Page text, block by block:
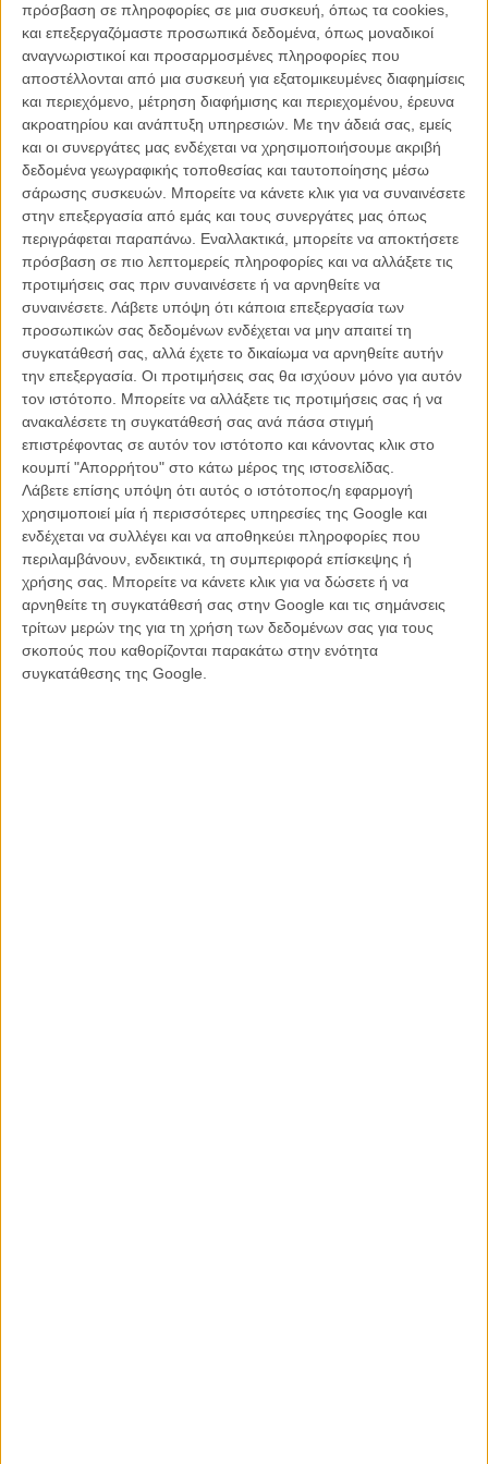
πρόσβαση σε πληροφορίες σε μια συσκευή, όπως τα cookies,
και επεξεργαζόμαστε προσωπικά δεδομένα, όπως μοναδικοί
αναγνωριστικοί και προσαρμοσμένες πληροφορίες που
αποστέλλονται από μια συσκευή για εξατομικευμένες διαφημίσεις
και περιεχόμενο, μέτρηση διαφήμισης και περιεχομένου, έρευνα
ακροατηρίου και ανάπτυξη υπηρεσιών. Με την άδειά σας, εμείς
και οι συνεργάτες μας ενδέχεται να χρησιμοποιήσουμε ακριβή
δεδομένα γεωγραφικής τοποθεσίας και ταυτοποίησης μέσω
σάρωσης συσκευών. Μπορείτε να κάνετε κλικ για να συναινέσετε
στην επεξεργασία από εμάς και τους συνεργάτες μας όπως
περιγράφεται παραπάνω. Εναλλακτικά, μπορείτε να αποκτήσετε
πρόσβαση σε πιο λεπτομερείς πληροφορίες και να αλλάξετε τις
προτιμήσεις σας πριν συναινέσετε ή να αρνηθείτε να
συναινέσετε. Λάβετε υπόψη ότι κάποια επεξεργασία των
προσωπικών σας δεδομένων ενδέχεται να μην απαιτεί τη
συγκατάθεσή σας, αλλά έχετε το δικαίωμα να αρνηθείτε αυτήν
την επεξεργασία. Οι προτιμήσεις σας θα ισχύουν μόνο για αυτόν
τον ιστότοπο. Μπορείτε να αλλάξετε τις προτιμήσεις σας ή να
ανακαλέσετε τη συγκατάθεσή σας ανά πάσα στιγμή
επιστρέφοντας σε αυτόν τον ιστότοπο και κάνοντας κλικ στο
κουμπί "Απορρήτου" στο κάτω μέρος της ιστοσελίδας.
Λάβετε επίσης υπόψη ότι αυτός ο ιστότοπος/η εφαρμογή
χρησιμοποιεί μία ή περισσότερες υπηρεσίες της Google και
ενδέχεται να συλλέγει και να αποθηκεύει πληροφορίες που
περιλαμβάνουν, ενδεικτικά, τη συμπεριφορά επίσκεψης ή
χρήσης σας. Μπορείτε να κάνετε κλικ για να δώσετε ή να
αρνηθείτε τη συγκατάθεσή σας στην Google και τις σημάνσεις
τρίτων μερών της για τη χρήση των δεδομένων σας για τους
σκοπούς που καθορίζονται παρακάτω στην ενότητα
συγκατάθεσης της Google.
Λατινοαμερικανών μεταναστών, κυρίως αγροτών βιοπαλαιστών, με
μια κουλτούρα και συνθήκες ζωής που βρίσκουν τον Γουάιτ ξένο. Τα
παιδιά αυτά, όπως ο Γουάιτ μαθαίνει από νωρίς, είναι «αόρατα»,
στην κοινότητα και στο κράτος, εργάτες της γης χωρίς άλλες
δυνατότητες ή φιλοδοξίες. Ωστόσο, η επιμονή του, τα ιδανικά του
Γουάιτ, που γρήγορα τα παιδιά θ' αρχίσουν να φωνάζουν ειρωνικά
και τρυφερά «Blanco» και η ελπίδα που θα τους εμπνεύσει θα
διαμορφώσουν μια ομάδα με απρόσμενη επιτυχία αλλά και μ’ ένα
φρέσκο ενθουσιασμό για την πραγματοποίηση του αμερικανικού
ονείρου.
Η Νεοζηλανδή σκηνοθέτης ταινιών όπως «Το Σημάδι της Φάλαινας»
και το «North Country» μεταφέρει στο σινεμά μια πραγματική κι
αρκετά πρόσφατη ιστορία, με αδιαμφισβήτητη εξιδανίκευση, αλλά
και μ’ ένα μεταδοτικό συναισθηματισμό. Οι σκηνές των
προπονήσεων των αγοριών, η αφορμή να τους αποδεχτούν οι
οικογένειές τους που ως τότε τους υπολογίζουν περισσότερο ως
εργατικά χέρια, η συνειδητοποίηση της «λευκής» οικογένειας του
Γουάιτ ότι έχει ανακαλύψει έναν τόπο με αληθινή αγάπη κι
αλληλεγγύη, μέχρι και οι, αναμενόμενοι, μεσότιτλοι στο τέλος της
ταινίας που αφηγούνται πώς εξελίχθηκε (θεαματικά) η ζωή του
καθενός από την ομάδα του ΜακΦάρλαντ, βρίσκουν το θεατή
κάπου ανάμεσα στον εμετό από υπεργλυκαιμία και στην ειλικρινή,
αφοπλιστική συγκίνηση.
Ο Κέβιν Κόστνερ αναλαμβάνει με ευκολία ένα ρόλο που του ταιριάζει
γάντι και στον οποίο φέρνει τη σιωπηλή του δύναμη και κλασική
αρετή, παρά τα ξανθομελί βαμμένα μαλλιά του. Το σενάριο έχει πιο
αμερικανική προσέγγιση της επιτυχίας και του happy end κι από την
ίδια την αστερόεσσα, όμως το φιλμ, με σχετική σκηνοθετική